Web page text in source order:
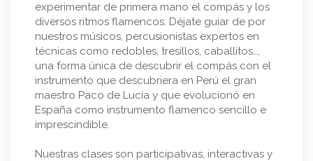
experimentar de primera mano el compás y los
diversos ritmos flamencos. Déjate guiar de por
nuestros músicos, percusionistas expertos en
técnicas como redobles, tresillos, caballitos…,
una forma única de descubrir el compás con el
instrumento que descubriera en Perú el gran
maestro Paco de Lucía y que evolucionó en
España como instrumento flamenco sencillo e
imprescindible.
Nuestras clases son participativas, interactivas y